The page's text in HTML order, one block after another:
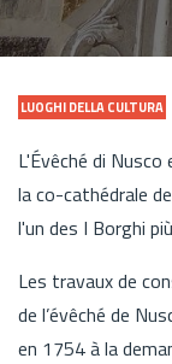
LUOGHI DELLA CULTURA
L'Évêché di
la co-cathédrale
l'un des I Borghi
Les travaux de
de l’évêché de
en 1754 à la